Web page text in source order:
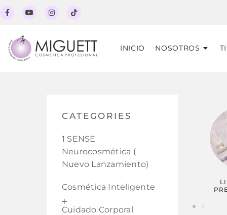
INICIO NOSOTROS
CATEGORIES
1 SENSE
Neurocosmética (
Nuevo Lanzamiento)
Cosmética Inteligente
Cuidado Corporal